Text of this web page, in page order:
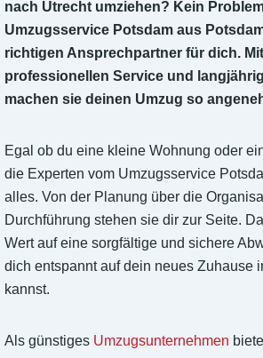
nach Utrecht umziehen? Kein
Umzugsservice Potsdam aus
richtigen Ansprechpartner für dich.
professionellen Service und
machen sie deinen Umzug so
Egal ob du eine kleine Wohnung oder
die Experten vom Umzugsservice
alles. Von der Planung über die
Durchführung stehen sie dir zur Seite.
Wert auf eine sorgfältige und sichere
dich entspannt auf dein neues Zuhause
kannst.
Als günstiges Umzugsunternehmen